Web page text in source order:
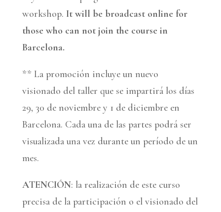
workshop. It will be broadcast online for
those who can not join the course in
Barcelona.
** La promoción incluye un nuevo
visionado del taller que se impartirá los días
29, 30 de noviembre y 1 de diciembre en
Barcelona. Cada una de las partes podrá ser
visualizada una vez durante un período de un
mes.
ATENCIÓN: la realización de este curso
precisa de la participación o el visionado del